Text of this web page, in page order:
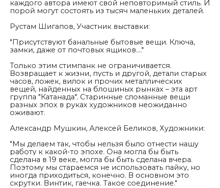
каждого автора имеют свой неповторимый стиль. И
порой могут состоять из тысяч маленьких деталей.
Рустам Шигапов, Участник выставки:
"Присутствуют банальные бытовые вещи. Ключа,
замки, даже от почтовых ящиков...."
Только этим стимпанк не ограничивается.
Возвращает к жизни, пусть и другой, детали старых
часов, ложек, вилок и прочих металлических
вещей, найденных на блошиных рынках – эта арт
группа "Катанада". Старинные сломанные вещи
разных эпох в руках художников неожиданно
оживают.
Александр Мушкин, Алексей Беликов, Художники:
"Мы делаем так, чтобы нельзя было отнести нашу
работу к какой-то эпохе. Она могла бы быть
сделана в 19 веке, могла бы быть сделана вчера.
Поэтому мы стараемся не использовать пайку, но
иногда приходиться, конечно. В основном это
скрутки. Винтик, гаечка. Такое соединение."